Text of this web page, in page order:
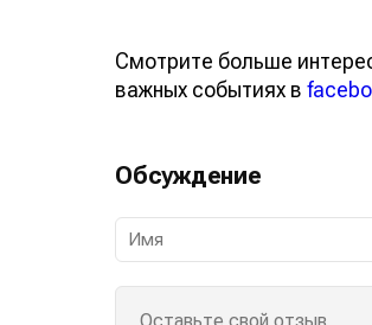
Смотрите больше
важных событиях в
Обсуждение